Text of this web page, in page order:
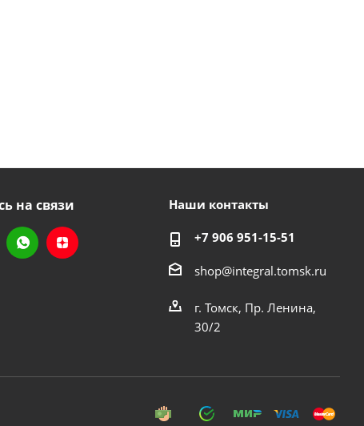
на связи Наши контакты
+7 906 951-15-51
shop@integral.tomsk.ru
г. Томск, Пр. Ленина,
30/2